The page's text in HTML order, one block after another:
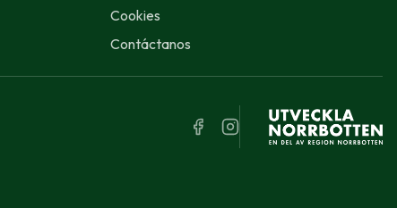
Cookies
Contáctanos